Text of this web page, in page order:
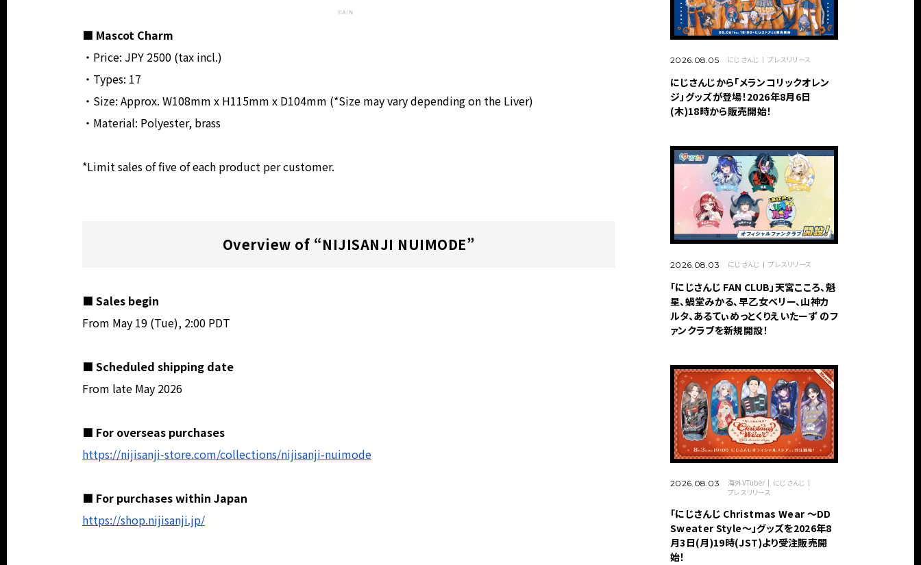
■ Mascot Charm
・Price: JPY 2500 (tax incl.)
・Types: 17
・Size: Approx. W108mm x H115mm x D104mm (*Size may vary depending on the Liver)
・Material: Polyester, brass
*Limit sales of five of each product per customer.
Overview of “NIJISANJI NUIMODE”
■ Sales begin
From May 19 (Tue), 2:00 PDT
■ Scheduled shipping date
From late May 2026
■ For overseas purchases
https://nijisanji-store.com/collections/nijisanji-nuimode
■ For purchases within Japan
https://shop.nijisanji.jp/
2026.08.05 にじさんじ プレスリリース
にじさんじから「メランコリックオレン
ジ」グッズが登場！2026年8月6日
(木)18時から販売開始！
2026.08.03 にじさんじ プレスリリース
「にじさんじ FAN CLUB」天宮こころ、魁
星、蝸堂みかる、早乙女ベリー、山神カ
ルタ、あるてぃめっとくりえいたーず のフ
ァンクラブを新規開設！
2026.08.03 海外VTuber
にじさんじ
プレスリリース
「にじさんじ Christmas Wear 〜DD
Sweater Style〜」グッズを2026年8
月3日(月)19時(JST)より受注販売開
始！